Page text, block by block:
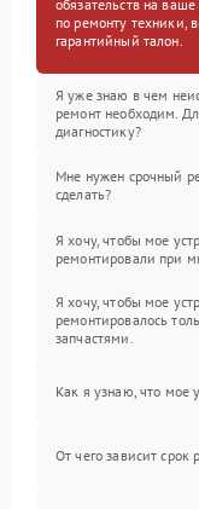
обязательств на
по ремонту техники,
гарантийный талон.
Я уже знаю в чем
ремонт необходим.
диагностику?
Мне нужен срочный
сделать?
Я хочу, чтобы мое
ремонтировали при
Я хочу, чтобы мое
ремонтировалось
запчастями.
Как я узнаю, что мое
От чего зависит срок